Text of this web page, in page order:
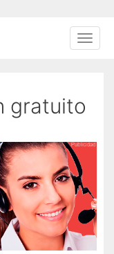
gratuito